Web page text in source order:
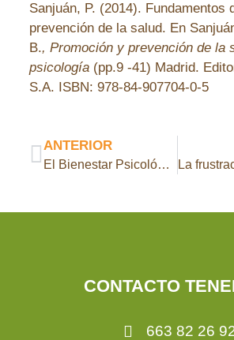
Sanjuán, P. (2014). Fundamentos
prevención de la salud. En
B., Promoción y prevención de la
psicología(pp.9 -41) Madrid.
S.A. ISBN: 978-84-907704-0-5
ANTERIOR
El Bienestar Psicológico
CONTACTO
663 82 26